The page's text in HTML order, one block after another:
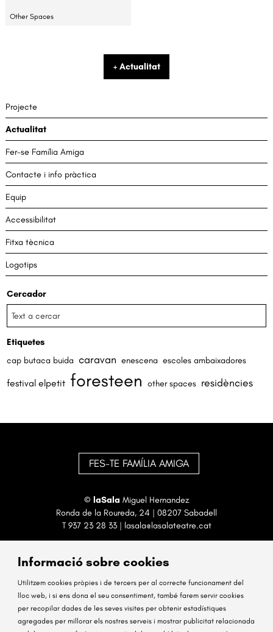
Other Spaces
+ Actualitat
Projecte
Actualitat
Fer-se Família Amiga
Contacte i info pràctica
Equip
Accessibilitat
Fitxa tècnica
Logotips
Cercador
Etiquetes
cap butaca buida caravan enescena escoles ambaixadores
festival elpetit foresteen other spaces residències
FES-TE FAMÍLIA AMIGA
© laSala Miguel Hernandez
Ronda de la Roureda, 24 | 08207 Sabadell
T 937 23 28 33| lasala@lasalateatre.cat
Sitemap Avís Legal Ús de Cookies Contactar
Informació sobre cookies
Utilitzem cookies pròpies i de tercers per al correcte funcionament del
lloc web, i si ens dona el seu consentiment, també farem servir cookies
per recopilar dades de les seves visites per obtenir estadístiques
agregades per millorar els nostres serveis i mostrar publicitat relacionada